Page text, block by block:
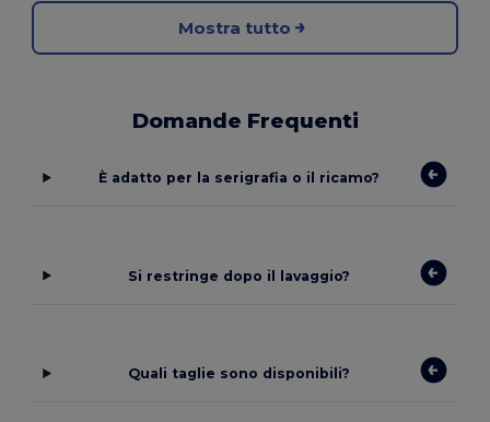
Mostra tutto
Domande Frequenti
È adatto per la serigrafia o il ricamo?
Si restringe dopo il lavaggio?
Quali taglie sono disponibili?